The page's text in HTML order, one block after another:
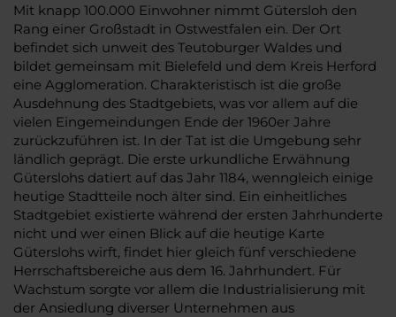
Mit knapp 100.000 Einwohner nimmt Gütersloh den
Rang einer Großstadt in Ostwestfalen ein. Der Ort
befindet sich unweit des Teutoburger Waldes und
bildet gemeinsam mit Bielefeld und dem Kreis Herford
eine Agglomeration. Charakteristisch ist die große
Ausdehnung des Stadtgebiets, was vor allem auf die
vielen Eingemeindungen Ende der 1960er Jahre
zurückzuführen ist. In der Tat ist die Umgebung sehr
ländlich geprägt. Die erste urkundliche Erwähnung
Güterslohs datiert auf das Jahr 1184, wenngleich einige
heutige Stadtteile noch älter sind. Ein einheitliches
Stadtgebiet existierte während der ersten Jahrhunderte
nicht und wer einen Blick auf die heutige Karte
Güterslohs wirft, findet hier gleich fünf verschiedene
Herrschaftsbereiche aus dem 16. Jahrhundert. Für
Wachstum sorgte vor allem die Industrialisierung mit
der Ansiedlung diverser Unternehmen aus